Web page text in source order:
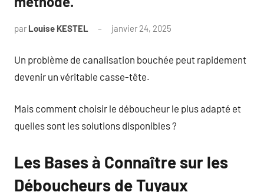
par Louise KESTEL janvier 24, 2025
Un problème de canalisation bouchée peut rapidement
devenir un véritable casse-tête.
Mais comment choisir le déboucheur le plus adapté et
quelles sont les solutions disponibles ?
Les Bases à Connaître sur les
Déboucheurs de Tuyaux